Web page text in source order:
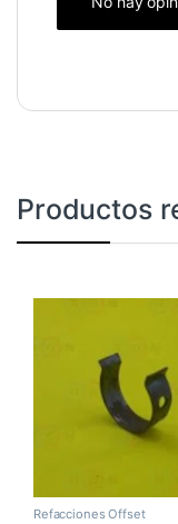
Productos
Refacciones Offset